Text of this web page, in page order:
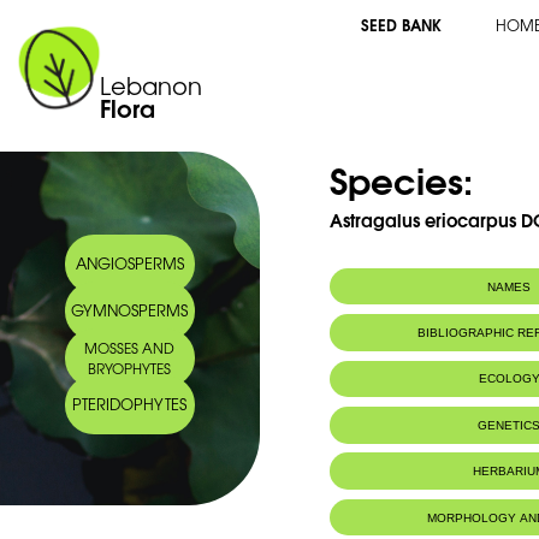
Lebanon
Flora
SEED BANK
ANGIOSPERMS
GYMNOSPERMS
MOSSES AND
BRYOPHYTES
PTERIDOPHYTES
Species:
Astragalus eriocarpus
NAMES
Synonym(s): Astragalus
BIBLIOGRAPHIC
ECOLOGY
The east
Habitat : Lieux secs.
MORPHOLOGY